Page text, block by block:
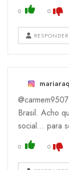
0 0
RESPONDER
Brasil. Acho
social... para
0 0